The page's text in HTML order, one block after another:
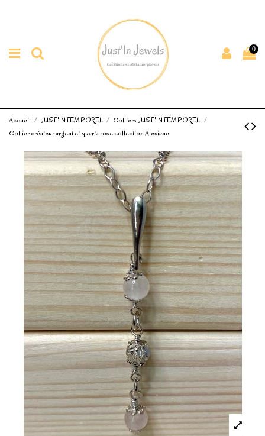
0
Accueil JUST'INTEMPOREL
Colliers JUST'INTEMPOREL
Collier créateur argent et quartz rose collection Alexiane